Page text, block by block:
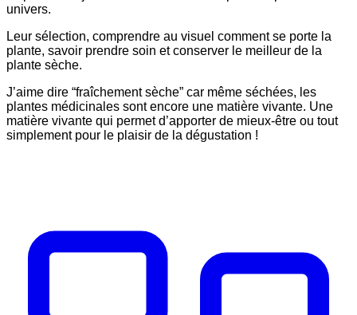
univers.
Leur sélection, comprendre au visuel comment se porte la
plante, savoir prendre soin et conserver le meilleur de la
plante sèche.
J’aime dire “fraîchement sèche” car même séchées, les
plantes médicinales sont encore une matière vivante. Une
matière vivante qui permet d’apporter de mieux-être ou tout
simplement pour le plaisir de la dégustation !